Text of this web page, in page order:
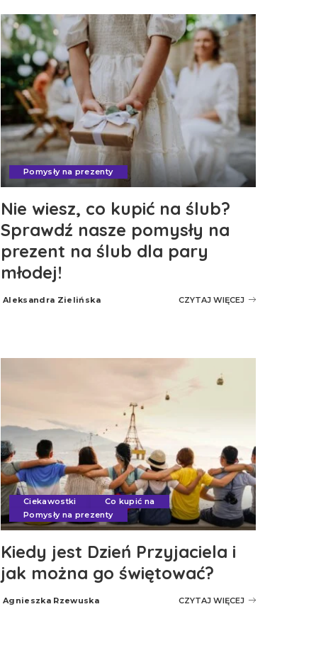
Pomysły na prezenty
Nie wiesz, co kupić na ślub?
Sprawdź nasze pomysły na
prezent na ślub dla pary
młodej!
Posted
Aleksandra Zielińska CZYTAJ WIĘCEJ
Ciekawostki
Co kupić na
Pomysły na prezenty
Kiedy jest Dzień Przyjaciela i
jak można go świętować?
Posted
Agnieszka Rzewuska CZYTAJ WIĘCEJ